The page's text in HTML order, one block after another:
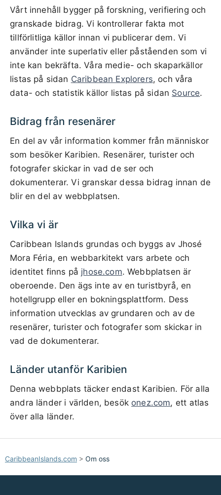
Vårt innehåll bygger på forskning, verifiering och
granskade bidrag. Vi kontrollerar fakta mot
tillförlitliga källor innan vi publicerar dem. Vi
använder inte superlativ eller påståenden som vi
inte kan bekräfta. Våra medie- och skaparkällor
listas på sidan Caribbean Explorers, och våra
data- och statistik källor listas på sidan Source.
Bidrag från resenärer
En del av vår information kommer från människor
som besöker Karibien. Resenärer, turister och
fotografer skickar in vad de ser och
dokumenterar. Vi granskar dessa bidrag innan de
blir en del av webbplatsen.
Vilka vi är
Caribbean Islands grundas och byggs av Jhosé
Mora Féria, en webbarkitekt vars arbete och
identitet finns på jhose.com. Webbplatsen är
oberoende. Den ägs inte av en turistbyrå, en
hotellgrupp eller en bokningsplattform. Dess
information utvecklas av grundaren och av de
resenärer, turister och fotografer som skickar in
vad de dokumenterar.
Länder utanför Karibien
Denna webbplats täcker endast Karibien. För alla
andra länder i världen, besök onez.com, ett atlas
över alla länder.
CaribbeanIslands.com > Om oss